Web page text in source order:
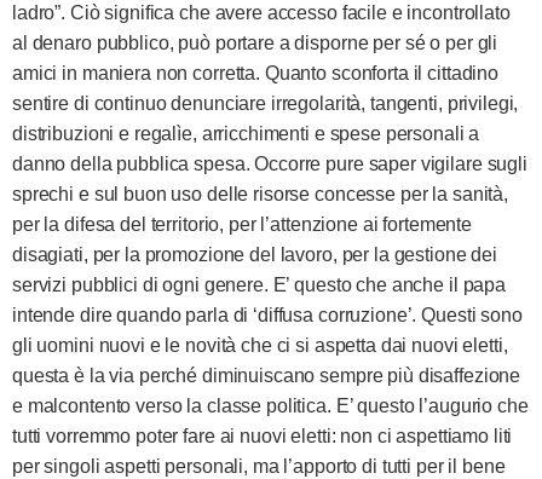
ladro”. Ciò significa che avere accesso facile e incontrollato
al denaro pubblico, può portare a disporne per sé o per gli
amici in maniera non corretta. Quanto sconforta il cittadino
sentire di continuo denunciare irregolarità, tangenti, privilegi,
distribuzioni e regalìe, arricchimenti e spese personali a
danno della pubblica spesa. Occorre pure saper vigilare sugli
sprechi e sul buon uso delle risorse concesse per la sanità,
per la difesa del territorio, per l’attenzione ai fortemente
disagiati, per la promozione del lavoro, per la gestione dei
servizi pubblici di ogni genere. E’ questo che anche il papa
intende dire quando parla di ‘diffusa corruzione’. Questi sono
gli uomini nuovi e le novità che ci si aspetta dai nuovi eletti,
questa è la via perché diminuiscano sempre più disaffezione
e malcontento verso la classe politica. E’ questo l’augurio che
tutti vorremmo poter fare ai nuovi eletti: non ci aspettiamo liti
per singoli aspetti personali, ma l’apporto di tutti per il bene